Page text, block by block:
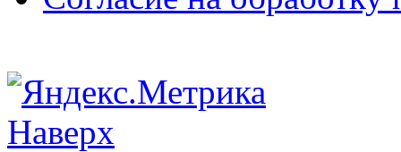
Наверх